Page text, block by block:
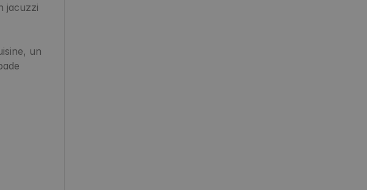
jacuzzi
un